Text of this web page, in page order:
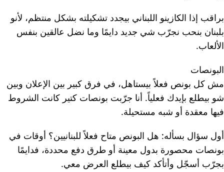
براقب إذا الكازينو اللبناني بيجدد تشكيلته بشكل منتظم، لأنو
بلبنان بنحب نجرّب شي جديد دايمًا وما نضل عالقين بنفس
الألعاب.
البونصات
مش كل بونص فعلاً بيستاهل، في فرق كبير بين الإعلان وبين
شو بيطلع بإيدك فعلياً. أنا جرّبت بونصات كتير كانت الشروط
فيها معقدة أو شبه مستحيلة.
أول سؤال بسأله: هل البونص متاح فعلاً للبنانيين؟ أوقات في
بونصات محصورة بدول معينة أو طرق دفع محددة، فدايمًا
بجرّب أسجّل وأتأكد كيف بيطلع العرض معي.